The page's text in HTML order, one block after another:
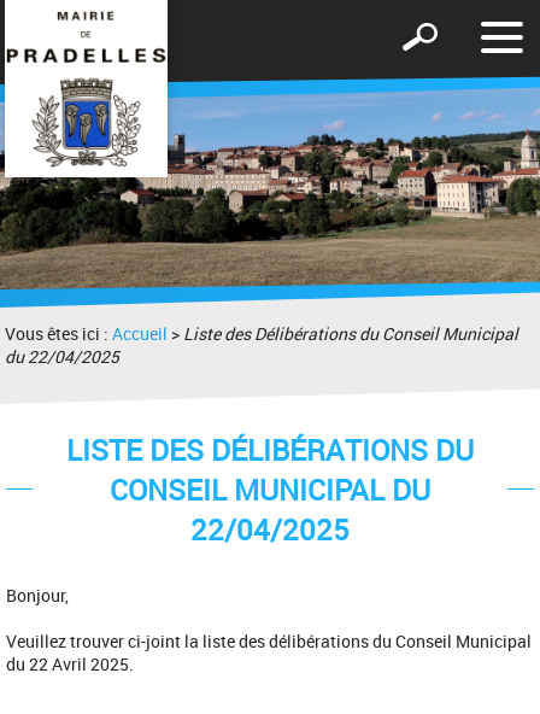
le
Afficher
formulaire
de
recherche
Vous êtes ici :Accueil > Liste des Délibérations du Conseil Municipal
du 22/04/2025
LISTE DES DÉLIBÉRATIONS DU
CONSEIL MUNICIPAL DU
22/04/2025
Bonjour,
Veuillez trouver ci-joint la liste des délibérations du Conseil Municipal
du 22 Avril 2025.